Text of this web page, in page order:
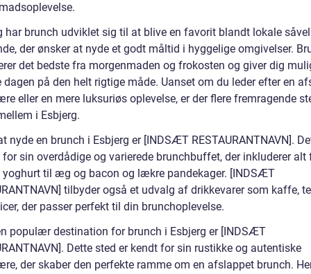
har brunch udviklet sig til at blive en favorit blandt lokale
der ønsker at nyde et godt måltid i hyggelige omgivelser.
det bedste fra morgenmaden og frokosten og giver dig
dagen på den helt rigtige måde. Uanset om du leder efter en
eller en mere luksuriøs oplevelse, er der flere fremragende
i Esbjerg.
nyde en brunch i Esbjerg er [INDSÆT RESTAURANTNAVN].
for sin overdådige og varierede brunchbuffet, der inkluderer alt
til æg og bacon og lækre pandekager. [INDSÆT
tilbyder også et udvalg af drikkevarer som kaffe,
der passer perfekt til din brunchoplevelse.
populær destination for brunch i Esbjerg er [INDSÆT
Dette sted er kendt for sin rustikke og autentiske
der skaber den perfekte ramme om en afslappet brunch.